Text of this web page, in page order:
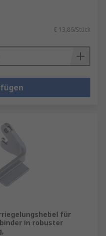
€ 13,86/Stück
für
in robuster